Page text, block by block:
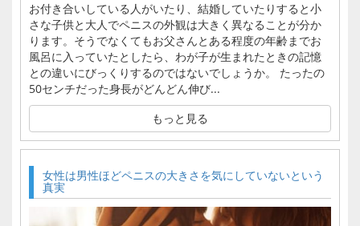
お付き合いしている人がいたり、結婚していたりすると小
さな子供と大人でペニスの外観は大きく異なることが分か
ります。そうでなくてもお父さんとある程度の年齢までお
風呂に入っていたとしたら、わが子が生まれたときの記憶
との違いにびっくりするのではないでしょうか。 たったの
50センチだった身長がどんどん伸び...
もっと見る
女性は男性ほどペニスの大きさを気にしていないという
真実